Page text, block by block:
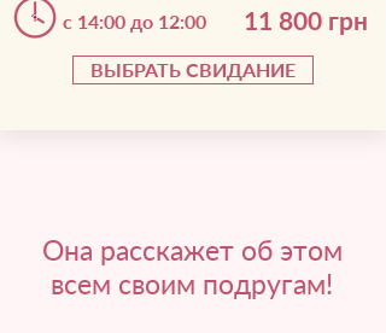
с 14:00 до 12:00 11 800 грн
ВЫБРАТЬ СВИДАНИЕ
Она расскажет об этом
всем своим подругам!